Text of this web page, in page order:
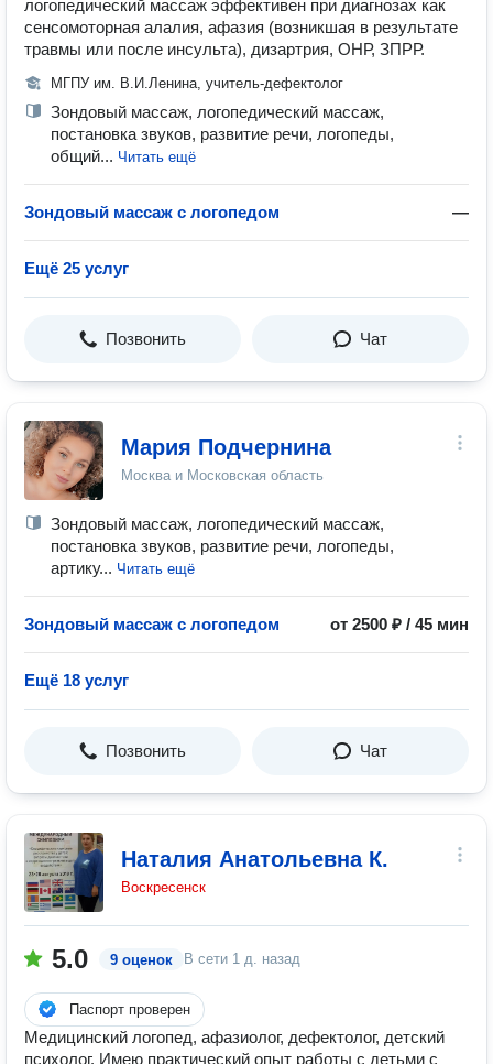
логопедический массаж эффективен при диагнозах как
сенсомоторная алалия, афазия (возникшая в результате
травмы или после инсульта), дизартрия, ОНР, ЗПРР.
МГПУ им. В.И.Ленина, учитель-дефектолог
Зондовый массаж, логопедический массаж,
постановка звуков, развитие речи, логопеды,
общий... Читать ещё
Зондовый массаж с логопедом —
Ещё 25 услуг
Позвонить Чат
Мария Подчернина
Москва и Московская область
Зондовый массаж, логопедический массаж,
постановка звуков, развитие речи, логопеды,
артику... Читать ещё
Зондовый массаж с логопедом от 2500 ₽ / 45 мин
Ещё 18 услуг
Позвонить Чат
Наталия Анатольевна К.
Воскресенск
5.0 9 оценок В сети 1 д. назад
Паспорт проверен
Медицинский логопед, афазиолог, дефектолог, детский
психолог. Имею практический опыт работы с детьми с